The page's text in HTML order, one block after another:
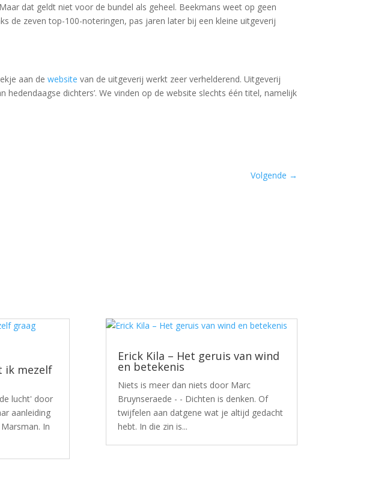
dat geldt niet voor de bundel als geheel. Beekmans weet op geen
de zeven top-100-noteringen, pas jaren later bij een kleine uitgeverij
aan dewebsite van de uitgeverij werkt zeer verhelderend. Uitgeverij
dichters’. We vinden op de website slechts één titel, namelijk
Volgende →
ik mezelf
lucht' door
aanleiding
In
Erick Kila – Het geruis van wind
en betekenis
Niets is meer dan niets door Marc
Bruynseraede - - Dichten is denken. Of
twijfelen aan datgene wat je altijd gedacht
hebt. In die zin is...